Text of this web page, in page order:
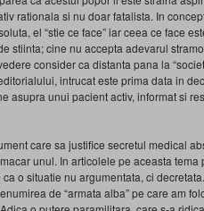
rationala si nu doar fatalista. In
el “stie ce face” iar ceea ce face
stiinta; cine nu accepta adevarul
consider ca distanta pana la
intrucat este prima data in
asupra unui pacient activ, informat si
care sa justifice secretul medical
unul. In articolele pe aceasta
o situatie nu argumentata, ci
de “armata alba” pe care am